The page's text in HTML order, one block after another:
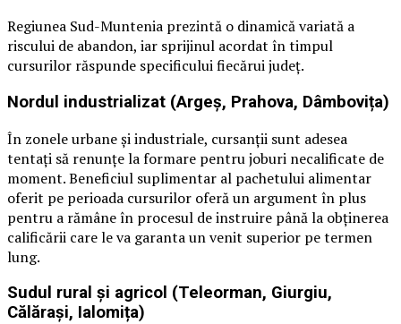
Regiunea Sud-Muntenia prezintă o dinamică variată a
riscului de abandon, iar sprijinul acordat în timpul
cursurilor răspunde specificului fiecărui județ.
Nordul industrializat (Argeș, Prahova, Dâmbovița)
În zonele urbane și industriale, cursanții sunt adesea
tentați să renunțe la formare pentru joburi necalificate de
moment. Beneficiul suplimentar al pachetului alimentar
oferit pe perioada cursurilor oferă un argument în plus
pentru a rămâne în procesul de instruire până la obținerea
calificării care le va garanta un venit superior pe termen
lung.
Sudul rural și agricol (Teleorman, Giurgiu,
Călărași, Ialomița)